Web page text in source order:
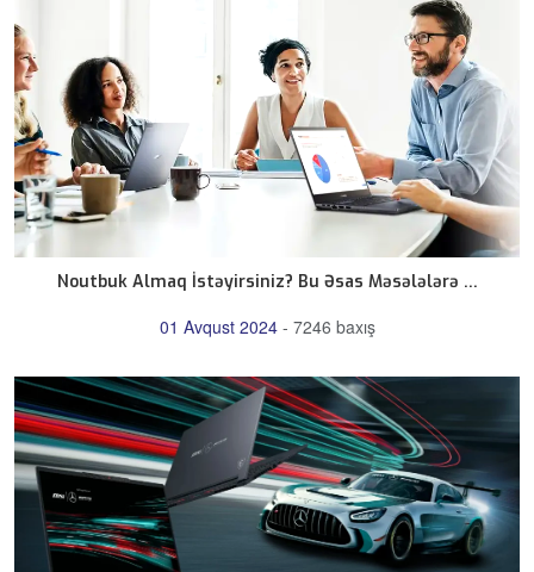
Noutbuk Almaq İstəyirsiniz? Bu Əsas Məsələlərə ...
01 Avqust 2024- 7246 baxış